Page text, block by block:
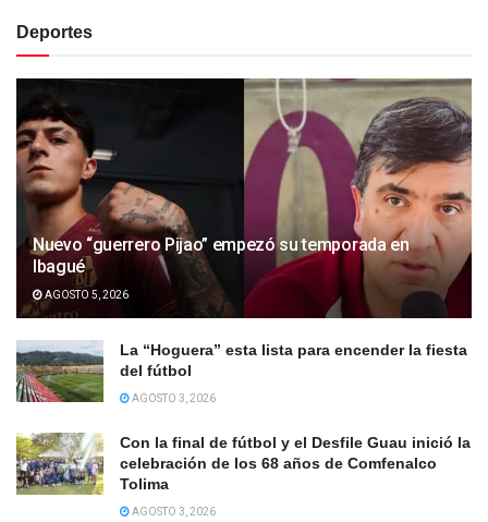
Deportes
Nuevo “guerrero Pijao” empezó su temporada en
Ibagué
AGOSTO 5, 2026
La “Hoguera” esta lista para encender la fiesta
del fútbol
AGOSTO 3, 2026
Con la final de fútbol y el Desfile Guau inició la
celebración de los 68 años de Comfenalco
Tolima
AGOSTO 3, 2026